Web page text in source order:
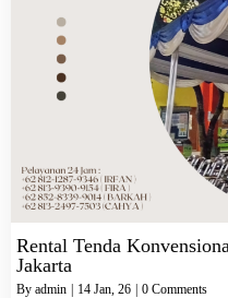
Rental Tenda
Jakarta
By admin | 14 Jan, 26 | 0 Comments